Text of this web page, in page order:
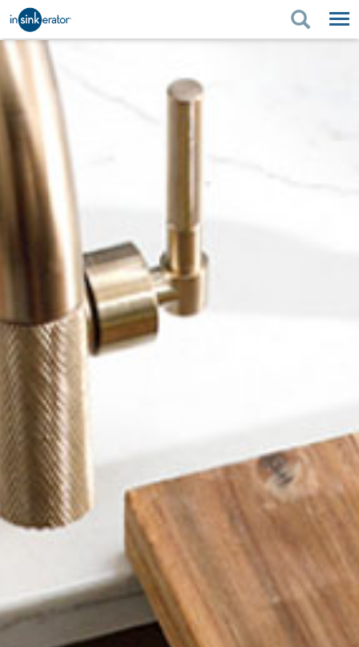
PRODUITS CONSEILS D'ACHAT
RÉNOVATION DE LA
RÉNOVATION DE LA CUISINE
À PROPOS DE NOUS